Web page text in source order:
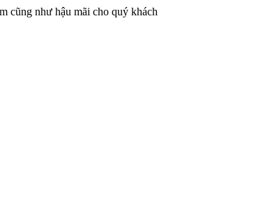
cũng như hậu mãi cho quý khách